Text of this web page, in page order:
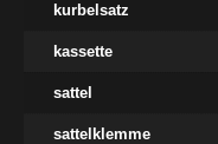
kurbelsatz
kassette
sattel
sattelklemme